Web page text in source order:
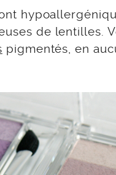
de lentilles.
pigmentés, en